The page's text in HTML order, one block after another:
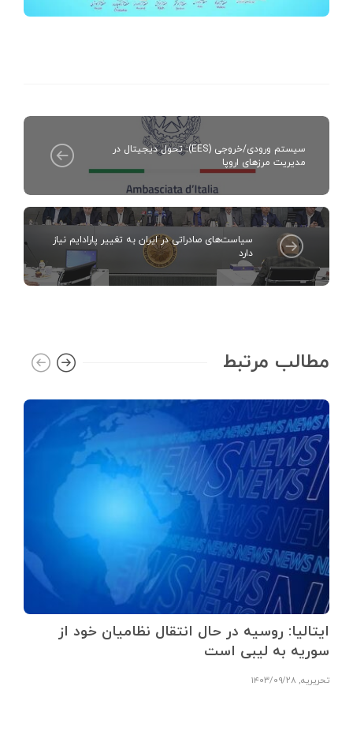
سیستم ورودی/خروجی (EES): تحول دیجیتال در
مدیریت مرزهای اروپا
سیاست‌های صادراتی در ایران به تغییر پارادایم نیاز
دارد
مطالب مرتبط
ایتالیا: روسیه در حال انتقال نظامیان خود از
سوریه به لیبی است
تحریریه, ۱۴۰۳/۰۹/۲۸